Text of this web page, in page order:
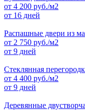
от 4 200 руб./м2
от 16 дней
Распашные двери из
от 2 750 руб./м2
от 9 дней
Стеклянная
от 4 400 руб./м2
от 9 дней
Деревянные